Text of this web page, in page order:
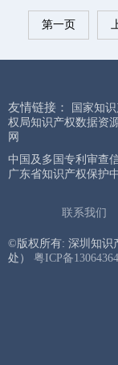
第一页
友情链接： 国家知
权局知识产权数据资
网
中国及多国专利审查
广东省知识产权保护
联系我们
©版权所有: 深圳知识
处） 粤ICP备